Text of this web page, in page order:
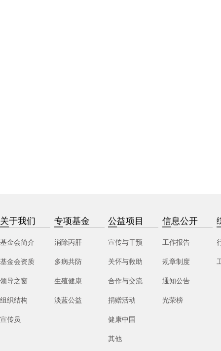
关于我们
基金会简介
基金会资质
领导之窗
组织结构
宣传员
专项基金
消除丙肝
多病共防
生殖健康
淡蓝公益
公益项目
宣传与干预
关怀与救助
合作与交流
捐赠活动
健康中国
其他
信息公开
工作报告
规章制度
通知公告
光荣榜